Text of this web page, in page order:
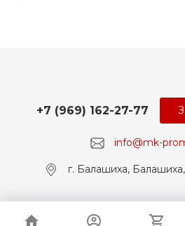
info@mk-
+7 (969) 162-27-77
г. Балашиха,